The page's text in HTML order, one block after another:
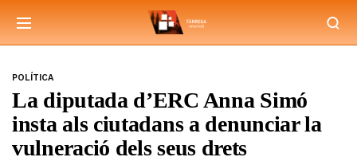
POLÍTICA
La diputada d’ERC Anna Simó
insta als ciutadans a denunciar la
vulneració dels seus drets